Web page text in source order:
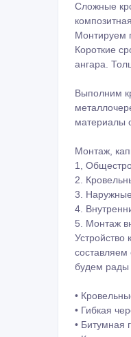
Сложные
Монтируем
Короткие
ангара.
Выполним
материалы
Монтаж,
1,
2.
3.
4.
5. Монтаж
составляем
будем рады
•
• Гибкая
• Битумная